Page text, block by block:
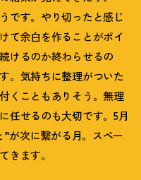
です。やり切ったと感じ
て余白を作ることがポイ
けるのか終わらせるの
。気持ちに整理がついた
くこともありそう。無理
任せるのも大切です。 5月
”が次に繋がる月。スペー
きます。